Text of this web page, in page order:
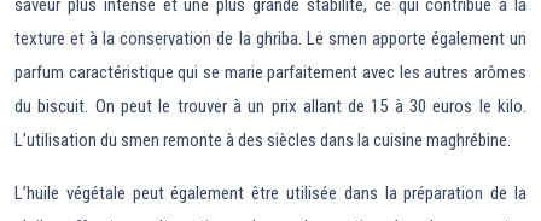
saveur plus intense et une plus grande stabilité, ce qui contribue à la
texture et à la conservation de la ghriba. Le smen apporte également un
parfum caractéristique qui se marie parfaitement avec les autres arômes
du biscuit. On peut le trouver à un prix allant de 15 à 30 euros le kilo.
L’utilisation du smen remonte à des siècles dans la cuisine maghrébine.
L’huile végétale peut également être utilisée dans la préparation de la